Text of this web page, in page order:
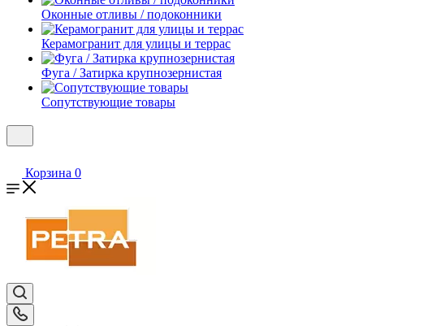
Оконные отливы / подоконники
Керамогранит для улицы и террас
Фуга / Затирка крупнозернистая
Сопутствующие товары
Корзина 0